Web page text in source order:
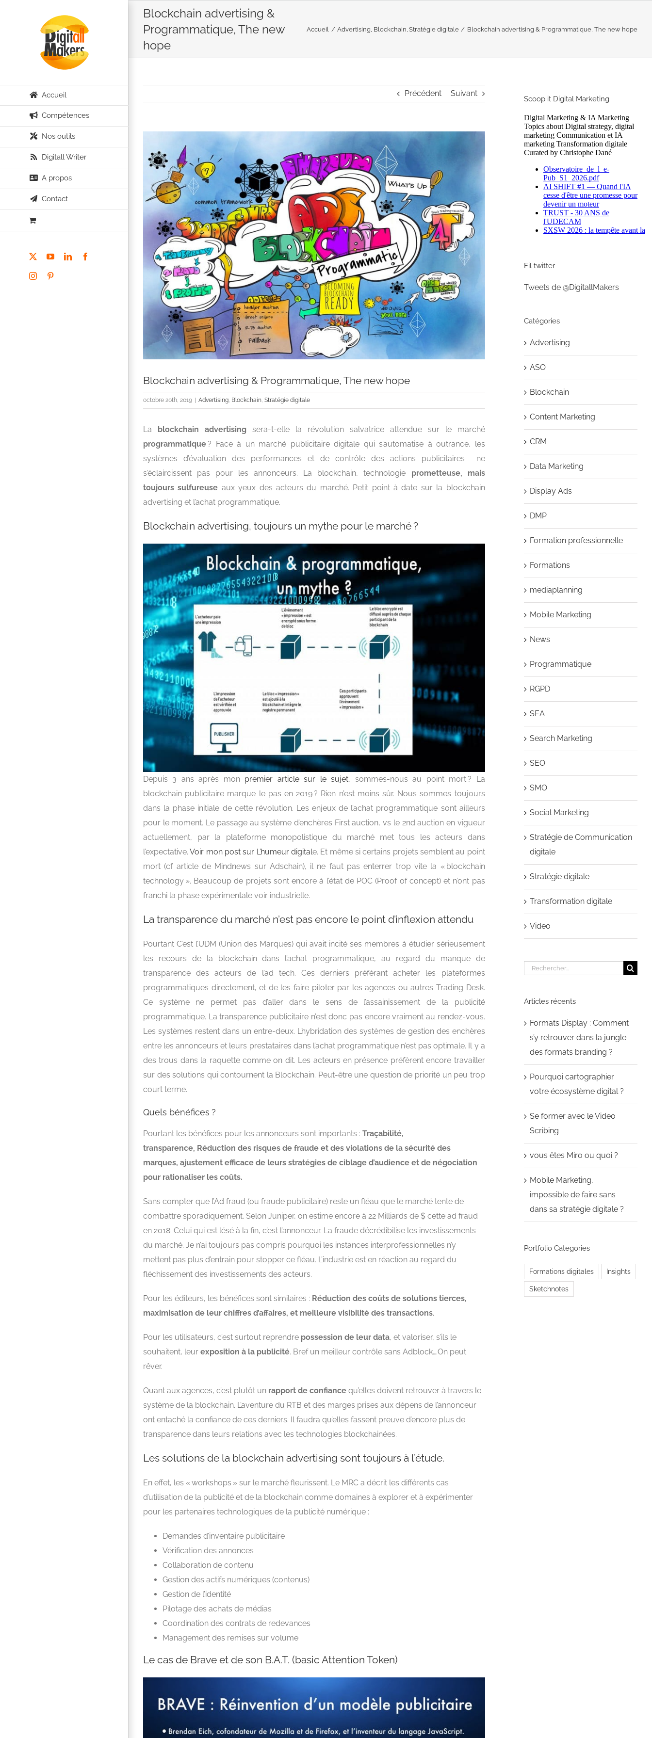
Accueil
Compétences
Nos outils
Digitall Writer
A propos
Contact
YouTubeLinkedIn
Instagram
Blockchain advertising &
Programmatique, The new
hope
Accueil Advertising Blockchain Stratégie digitale Blockchain advertising & Programmatique, The new hope
Précédent Suivant
l'image
agrandie
Blockchain advertising & Programmatique, The new hope
octobre 20th, 2019 Advertising, Blockchain, Stratégie digitale
La blockchain advertisingsera-t-elle la révolution salvatrice attendue sur le marché
programmatique ? Face à un marché publicitaire digitale qui s’automatise à outrance, les
systèmes d’évaluation des performances et de contrôle des actions publicitaires ne
s’éclaircissent pas pour les annonceurs. La blockchain, technologie prometteuse, mais
toujours sulfureuse aux yeux des acteurs du marché. Petit point à date sur la blockchain
advertising et l’achat programmatique.
Blockchain advertising, toujours un mythe pour le marché ?
Depuis 3 ans après monpremier article sur le sujet, sommes-nous au point mort ? La
blockchain publicitaire marque le pas en 2019 ? Rien n’est moins sûr. Nous sommes toujours
dans la phase initiale de cette révolution. Les enjeux de l’achat programmatique sont ailleurs
pour le moment. Le passage au système d’enchères First auction, vs le 2nd auction en vigueur
actuellement, par la plateforme monopolistique du marché met tous les acteurs dans
l’expectative.Voir mon post sur L’humeur digitale. Et même si certains projets semblent au point
mort (cf article de Mindnews sur Adschain), il ne faut pas enterrer trop vite la « blockchain
technology ». Beaucoup de projets sont encore à l’état de POC (Proof of concept) et n’ont pas
franchi la phase expérimentale voir industrielle.
La transparence du marché n’est pas encore le point d’inflexion attendu
Pourtant C’est l’UDM (Union des Marques) qui avait incité ses membres à étudier sérieusement
les recours de la blockchain dans l’achat programmatique, au regard du manque de
transparence des acteurs de l’ad tech. Ces derniers préférant acheter les plateformes
programmatiques directement, et de les faire piloter par les agences ou autres Trading Desk.
Ce système ne permet pas d’aller dans le sens de l’assainissement de la publicité
programmatique. La transparence publicitaire n’est donc pas encore vraiment au rendez-vous.
Les systèmes restent dans un entre-deux. L’hybridation des systèmes de gestion des enchères
entre les annonceurs et leurs prestataires dans l’achat programmatique n’est pas optimale. Il y a
des trous dans la raquette comme on dit. Les acteurs en présence préfèrent encore travailler
sur des solutions qui contournent la Blockchain. Peut-être une question de priorité un peu trop
court terme.
Quels bénéfices ?
Pourtant les bénéfices pour les annonceurs sont importants : Traçabilité,
transparence, Réduction des risques de fraude et des violations de la sécurité des
marques, ajustement efficace de leurs stratégies de ciblage d’audience et de négociation
pour rationaliser les coûts.
Sans compter que l’Ad fraud (ou fraude publicitaire) reste un fléau que le marché tente de
combattre sporadiquement. Selon Juniper, on estime encore à 22 Milliards de $ cette ad fraud
en 2018. Celui qui est lésé à la fin, c’est l’annonceur. La fraude décrédibilise les investissements
du marché. Je n’ai toujours pas compris pourquoi les instances interprofessionnelles n’y
mettent pas plus d’entrain pour stopper ce fléau. L’industrie est en réaction au regard du
fléchissement des investissements des acteurs.
Pour les éditeurs, les bénéfices sont similaires : Réduction des coûts de solutions tierces,
maximisation de leur chiffres d’affaires, et meilleure visibilité des transactions.
Pour les utilisateurs, c’est surtout reprendre possession de leur data, et valoriser, s’ils le
souhaitent, leur exposition à la publicité. Bref un meilleur contrôle sans Adblock….On peut
rêver.
Quant aux agences, c’est plutôt un rapport de confiance qu’elles doivent retrouver à travers le
système de la blockchain. L’aventure du RTB et des marges prises aux dépens de l’annonceur
ont entaché la confiance de ces derniers. Il faudra qu’elles fassent preuve d’encore plus de
transparence dans leurs relations avec les technologies blockchainées.
Les solutions de la blockchain advertising sont toujours à l’étude.
En effet, les « workshops » sur le marché fleurissent. Le MRC a décrit les différents cas
d’utilisation de la publicité et de la blockchain comme domaines à explorer et à expérimenter
pour les partenaires technologiques de la publicité numérique :
Demandes d’inventaire publicitaire
Vérification des annonces
Collaboration de contenu
Gestion des actifs numériques (contenus)
Gestion de l’identité
Pilotage des achats de médias
Coordination des contrats de redevances
Management des remises sur volume
Le cas de Brave et de son B.A.T. (basic Attention Token)
Scoop it Digital Marketing
Fil twitter
Tweets de @DigitallMakers
Catégories
Advertising
ASO
Blockchain
Content Marketing
CRM
Data Marketing
Display Ads
DMP
Formation professionnelle
Formations
mediaplanning
Mobile Marketing
News
Programmatique
RGPD
SEA
Search Marketing
SEO
SMO
Social Marketing
Stratégie de Communication
digitale
Stratégie digitale
Transformation digitale
Video
Rechercher:
Articles récents
Formats Display : Comment
s’y retrouver dans la jungle
des formats branding ?
Pourquoi cartographier
votre écosystème digital ?
Se former avec le Video
Scribing
vous êtes Miro ou quoi ?
Mobile Marketing,
impossible de faire sans
dans sa stratégie digitale ?
Portfolio Categories
Formations digitales Insights
Sketchnotes